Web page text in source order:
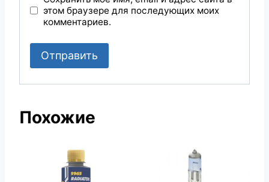
этом браузере для последующих моих
комментариев.
Похожие